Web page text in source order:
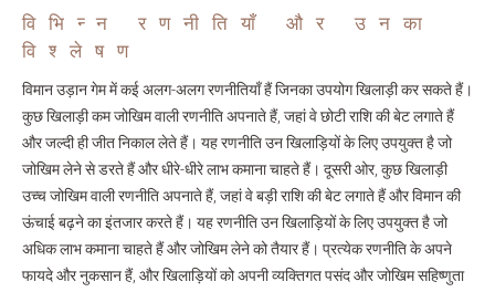
विभिन्न रणनीतियाँ और उनका
विश्लेषण
विमान उड़ान गेम में कई अलग-अलग रणनीतियाँ हैं जिनका उपयोग खिलाड़ी कर सकते हैं।
कुछ खिलाड़ी कम जोखिम वाली रणनीति अपनाते हैं, जहां वे छोटी राशि की बेट लगाते हैं
और जल्दी ही जीत निकाल लेते हैं। यह रणनीति उन खिलाड़ियों के लिए उपयुक्त है जो
जोखिम लेने से डरते हैं और धीरे-धीरे लाभ कमाना चाहते हैं। दूसरी ओर, कुछ खिलाड़ी
उच्च जोखिम वाली रणनीति अपनाते हैं, जहां वे बड़ी राशि की बेट लगाते हैं और विमान की
ऊंचाई बढ़ने का इंतजार करते हैं। यह रणनीति उन खिलाड़ियों के लिए उपयुक्त है जो
अधिक लाभ कमाना चाहते हैं और जोखिम लेने को तैयार हैं। प्रत्येक रणनीति के अपने
फायदे और नुकसान हैं, और खिलाड़ियों को अपनी व्यक्तिगत पसंद और जोखिम सहिष्णुता